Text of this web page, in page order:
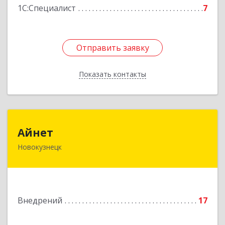
1С:Специалист 7
Отправить заявку
Показать контакты
Отправить заявку
Назад
Айнет
Новокузнецк
Внедрений 17
654006, Кемеровская обл, Новокузнецк г,